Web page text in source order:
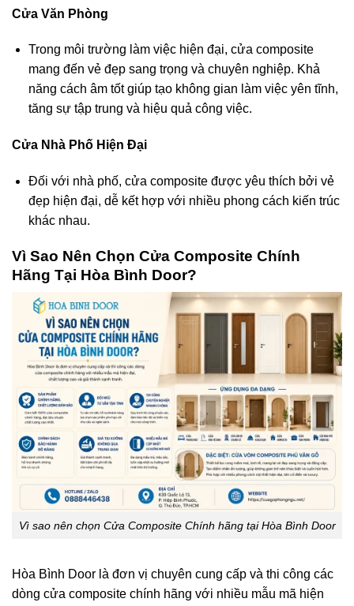
Cửa Văn Phòng
Trong môi trường làm việc hiện đại, cửa composite
mang đến vẻ đẹp sang trọng và chuyên nghiệp. Khả
năng cách âm tốt giúp tạo không gian làm việc yên tĩnh,
tăng sự tập trung và hiệu quả công việc.
Cửa Nhà Phố Hiện Đại
Đối với nhà phố, cửa composite được yêu thích bởi vẻ
đẹp hiện đại, dễ kết hợp với nhiều phong cách kiến trúc
khác nhau.
Vì Sao Nên Chọn Cửa Composite Chính
Hãng Tại Hòa Bình Door?
Vì sao nên chọn Cửa Composite Chính hãng tại Hòa Bình Door
Hòa Bình Door là đơn vị chuyên cung cấp và thi công các
dòng cửa composite chính hãng với nhiều mẫu mã hiện